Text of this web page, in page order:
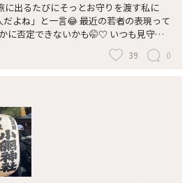
出るたびにそっとお守りを渡す私に
だよね」と一言😂 最近の若者の表現って
に否定できないかも🤭♡ いつも見守っ
一緒に 娘のネックマクラと並べてパチ
娘を見送りました(o^^o) 先ほど、現地
守り #開運旅 #旅のお守り #小網神社 #
#バリ島
39 0